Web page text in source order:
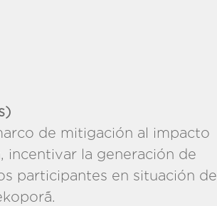
de mitigación al impacto
incentivar la generación de
participantes en situación de